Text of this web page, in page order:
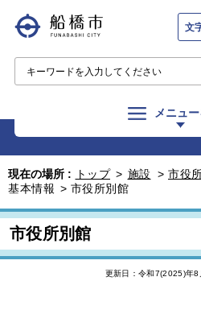
文
メニュ
現在の場所 : トップ > 施設 > 市役
基本情報 > 市役所別館
市役所別館
更新日：令和7(2025)年8